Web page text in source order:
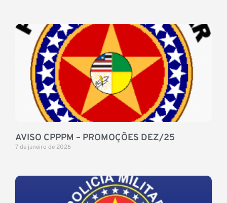
AVISO CPPPM – PROMOÇÕES DEZ/25
7 de janeiro de 2026